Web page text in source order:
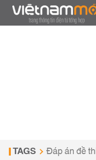
TAGS Đáp án đề